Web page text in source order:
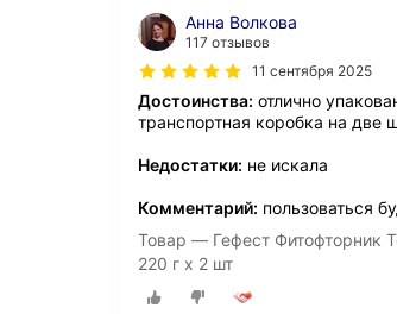
Анна Волкова
117 отзывов
11 сентября 2025
Достоинства: отлично
транспортная коробка на две
Недостатки: не искала
Комментарий: пользоваться
Товар — Гефест Фитофторник
220 г х 2 шт